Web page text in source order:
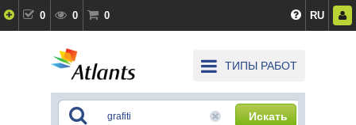
0 0 0 RU
ТИПЫ РАБОТ
Искать